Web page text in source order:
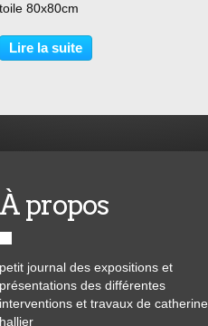
toile 80x80cm
Lire la suite
À propos
petit journal des expositions et
présentations des différentes
interventions et travaux de catherine
hallier